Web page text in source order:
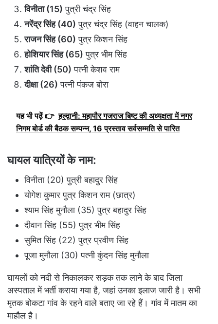
विनीता (15) पुत्री चंद्र सिंह
नरेंद्र सिंह (40) पुत्र चंद्र सिंह (वाहन चालक)
राजन सिंह (60) पुत्र किशन सिंह
होशियार सिंह (65) पुत्र भीम सिंह
शांति देवी (50) पत्नी केशव राम
दीक्षा (26) पत्नी पंकज बोरा
यह भी पढ़ें 👉 हल्द्वानी: महापौर गजराज बिष्ट की अध्यक्षता में नगर
निगम बोर्ड की बैठक सम्पन्न, 16 प्रस्ताव सर्वसम्मति से पारित
घायल यात्रियों के नाम:
विनीता (20) पुत्री बहादुर सिंह
योगेश कुमार पुत्र किशन राम (छात्र)
श्याम सिंह मुनौला (35) पुत्र बहादुर सिंह
दीवान सिंह (55) पुत्र भीम सिंह
सुमित सिंह (22) पुत्र प्रवीण सिंह
पूजा मुनौला (30) पत्नी कुंदन सिंह मुनौला
घायलों को नदी से निकालकर सड़क तक लाने के बाद जिला
अस्पताल में भर्ती कराया गया है, जहां उनका इलाज जारी है। सभी
मृतक बोकटा गांव के रहने वाले बताए जा रहे हैं। गांव में मातम का
माहौल है।